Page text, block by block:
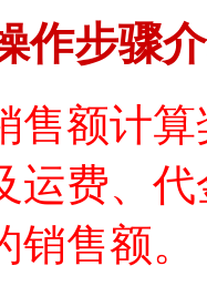
作步骤
售额计
运费、
售额。